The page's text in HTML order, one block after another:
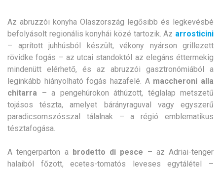
Az abruzzói konyha Olaszország legősibb és legkevésbé
befolyásolt regionális konyhái közé tartozik. Az arrosticini
– aprított juhhúsból készült, vékony nyárson grillezett
rövidke fogás – az utcai standoktól az elegáns éttermekig
mindenütt elérhető, és az abruzzói gasztronómiából a
leginkább hiányolható fogás hazafelé. A maccheroni alla
chitarra – a pengehúrokon áthúzott, téglalap metszetű
tojásos tészta, amelyet bárányraguval vagy egyszerű
paradicsomszósszal tálalnak – a régió emblematikus
tésztafogása.
A tengerparton a brodetto di pesce – az Adriai-tenger
halaiból főzött, ecetes-tomatós leveses egytálétel –